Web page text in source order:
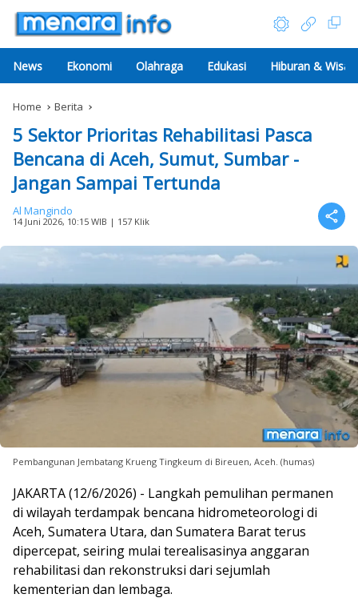
News Ekonomi Olahraga Edukasi Hiburan &
Home Berita
5 Sektor Prioritas Rehabilitasi Pasca
Bencana di Aceh, Sumut, Sumbar -
Jangan Sampai Tertunda
Al Mangindo
14 Juni 2026, 10:15 WIB | 157 Klik
Pembangunan Jembatang Krueng Tingkeum di Bireuen, Aceh. (humas)
JAKARTA (12/6/2026) - Langkah pemulihan permanen
di wilayah terdampak bencana hidrometeorologi di
Aceh, Sumatera Utara, dan Sumatera Barat terus
dipercepat, seiring mulai terealisasinya anggaran
rehabilitasi dan rekonstruksi dari sejumlah
kementerian dan lembaga.